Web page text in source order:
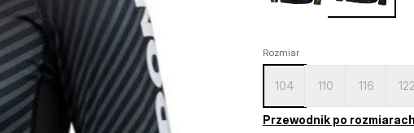
Rozmiar
104 110 116 122
Przewodnik po rozmiarach